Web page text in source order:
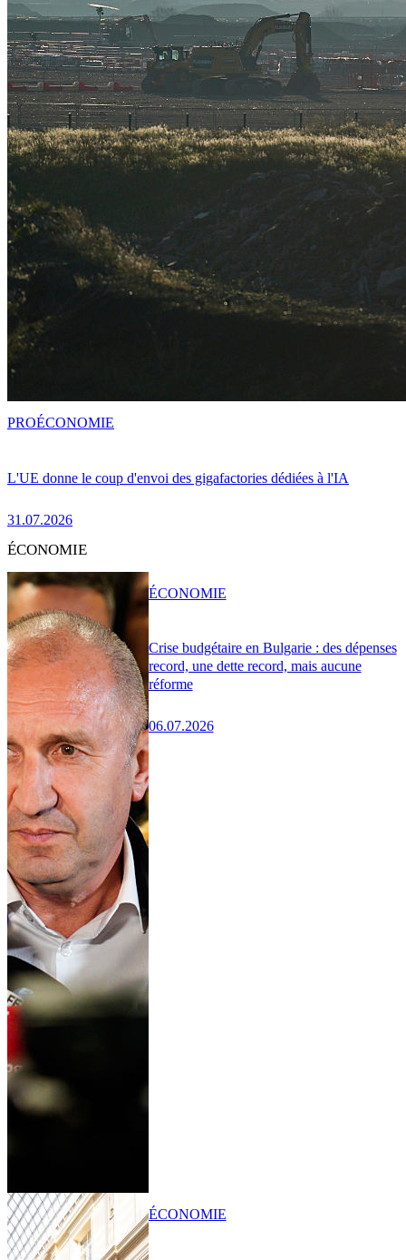
L'UE donne le coup d'envoi des gigafactories dédiées à l'IA
31.07.2026
PROÉCONOMIE
ÉCONOMIE
Crise budgétaire en Bulgarie : des dépenses
record, une dette record, mais aucune
réforme
06.07.2026
ÉCONOMIE
ÉCONOMIE